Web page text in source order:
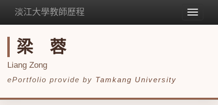
Toggle
淡江大學教師歷程
梁 蓉
Liang Zong
ePortfolio provide by Tamkang University